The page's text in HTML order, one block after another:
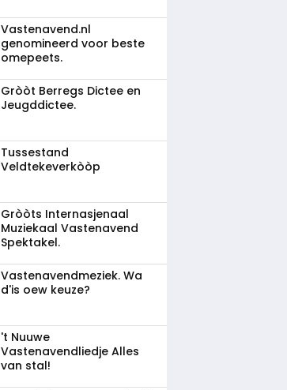
Vastenavend.nl
genomineerd voor beste
omepeets.
Gròòt Berregs Dictee en
Jeugddictee.
Tussestand
Veldtekeverkòòp
Gròòts Internasjenaal
Muziekaal Vastenavend
Spektakel.
Vastenavendmeziek. Wa
d'is oew keuze?
't Nuuwe
Vastenavendliedje Alles
van stal!